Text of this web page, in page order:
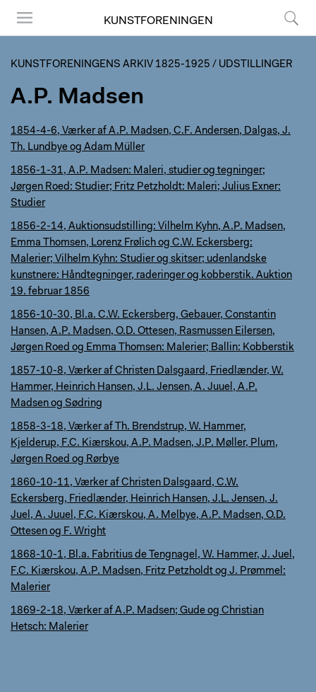
KUNSTFORENINGEN
KUNSTFORENINGENS ARKIV 1825-1925 / UDSTILLINGER
A.P. Madsen
1854-4-6, Værker af A.P. Madsen, C.F. Andersen, Dalgas, J.
Th. Lundbye og Adam Müller
1856-1-31, A.P. Madsen: Maleri, studier og tegninger;
Jørgen Roed: Studier; Fritz Petzholdt: Maleri; Julius Exner:
Studier
1856-2-14, Auktionsudstilling: Vilhelm Kyhn, A.P. Madsen,
Emma Thomsen, Lorenz Frølich og C.W. Eckersberg:
Malerier; Vilhelm Kyhn: Studier og skitser; udenlandske
kunstnere: Håndtegninger, raderinger og kobberstik. Auktion
19. februar 1856
1856-10-30, Bl.a. C.W. Eckersberg, Gebauer, Constantin
Hansen, A.P. Madsen, O.D. Ottesen, Rasmussen Eilersen,
Jørgen Roed og Emma Thomsen: Malerier; Ballin: Kobberstik
1857-10-8, Værker af Christen Dalsgaard, Friedlænder, W.
Hammer, Heinrich Hansen, J.L. Jensen, A. Juuel, A.P.
Madsen og Sødring
1858-3-18, Værker af Th. Brendstrup, W. Hammer,
Kjelderup, F.C. Kiærskou, A.P. Madsen, J.P. Møller, Plum,
Jørgen Roed og Rørbye
1860-10-11, Værker af Christen Dalsgaard, C.W.
Eckersberg, Friedlænder, Heinrich Hansen, J.L. Jensen, J.
Juel, A. Juuel, F.C. Kiærskou, A. Melbye, A.P. Madsen, O.D.
Ottesen og F. Wright
1868-10-1, Bl.a. Fabritius de Tengnagel, W. Hammer, J. Juel,
F.C. Kiærskou, A.P. Madsen, Fritz Petzholdt og J. Prømmel:
Malerier
1869-2-18, Værker af A.P. Madsen; Gude og Christian
Hetsch: Malerier